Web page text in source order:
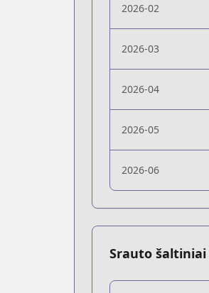
2026-02
2026-03
2026-04
2026-05
2026-06
Srauto šaltiniai